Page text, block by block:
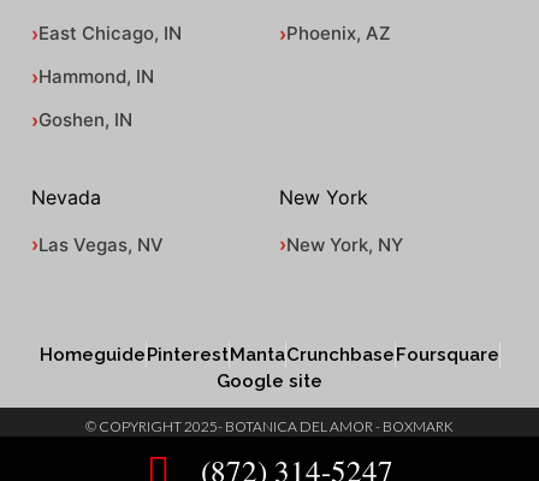
East Chicago, IN
Hammond, IN
Goshen, IN
Phoenix, AZ
Nevada
Las Vegas, NV
New York
New York, NY
HomeguidePinterestMantaCrunchbaseFoursquare
Google site
© COPYRIGHT 2025- BOTANICA DEL AMOR - BOXMARK
(872) 314-5247